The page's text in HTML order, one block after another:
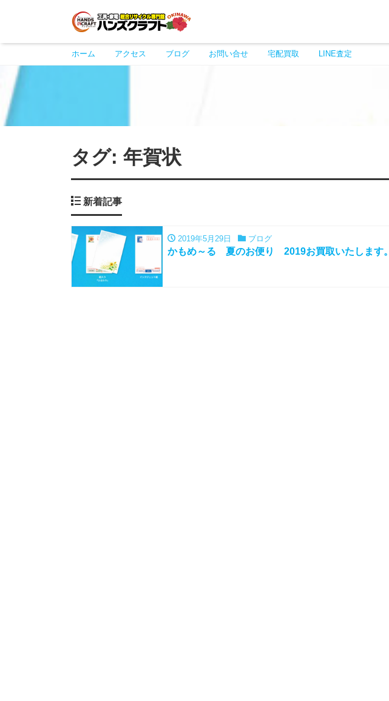
ホーム アクセス ブログ お問い合せ 宅配買取 LINE査定
タグ: 年賀状
新着記事
2019年5月29日 ブログ
かもめ～る 夏のお便り 2019お買取いたします。